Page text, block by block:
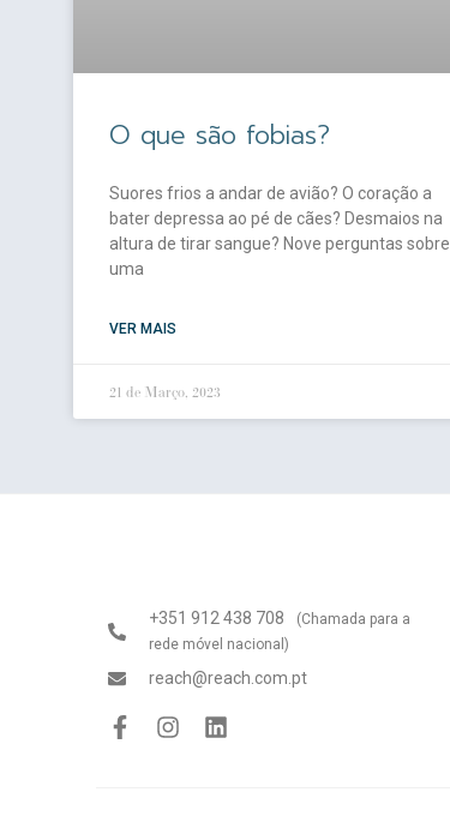
O que são fobias?
Suores frios a andar de avião? O coração a
bater depressa ao pé de cães? Desmaios na
altura de tirar sangue? Nove perguntas sobre
uma
VER MAIS
21 de Março, 2023
+351 912 438 708
(Chamada para a
rede móvel nacional)
reach@reach.com.pt